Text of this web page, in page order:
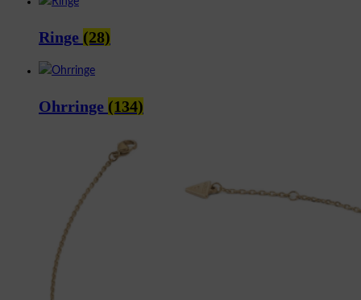
Ringe (28)
Ohrringe (134)